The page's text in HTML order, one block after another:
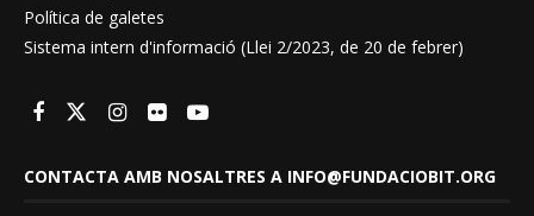
Política de galetes
Sistema intern d'informació (Llei 2/2023, de 20 de febrer)
CONTACTA AMB NOSALTRES A INFO@FUNDACIOBIT.ORG